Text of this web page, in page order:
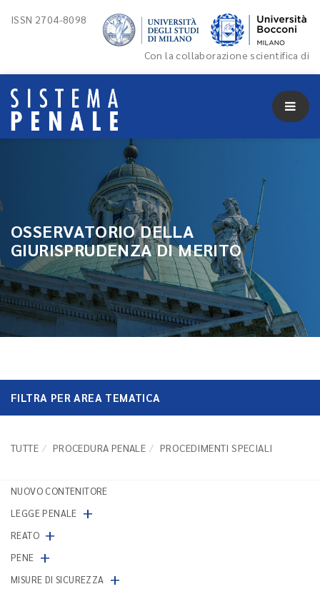
ISSN 2704-8098
Con la collaborazione scientifica di
OSSERVATORIO DELLA
GIURISPRUDENZA DI MERITO
FILTRA PER AREA TEMATICA
TUTTE PROCEDURA PENALE PROCEDIMENTI SPECIALI
NUOVO CONTENITORE
LEGGE PENALE +
REATO +
PENE +
MISURE DI SICUREZZA +